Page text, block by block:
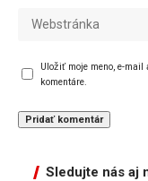
Uložiť moje meno, e-
komentáre.
Sledujte nás aj